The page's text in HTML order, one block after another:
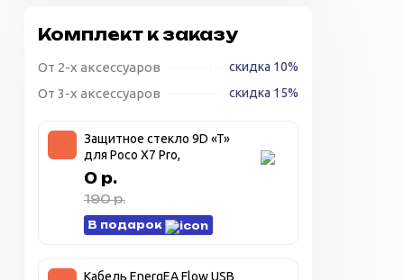
Комплект к заказу
От 2-х аксессуаров скидка 10%
От 3-х аксессуаров скидка 15%
Защитное стекло 9D «T»
для Poco X7 Pro,
прозрачное + чёрная
рамка
0 р.
190 р.
В подарок
Кабель EnergEA Flow USB